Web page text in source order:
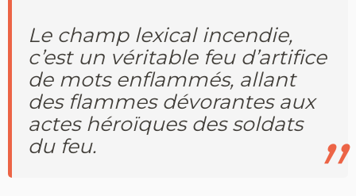
Le champ lexical incendie,
c’est un véritable feu d’artifice
de mots enflammés, allant
des flammes dévorantes aux
actes héroïques des soldats
du feu.